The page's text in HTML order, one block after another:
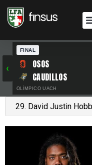
‹
FINAL
OSOS
CAUDILLOS
OLÍMPICO UACH